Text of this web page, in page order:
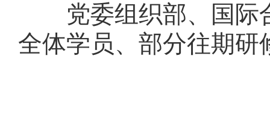
党委组织部、国际
全体学员、部分往期